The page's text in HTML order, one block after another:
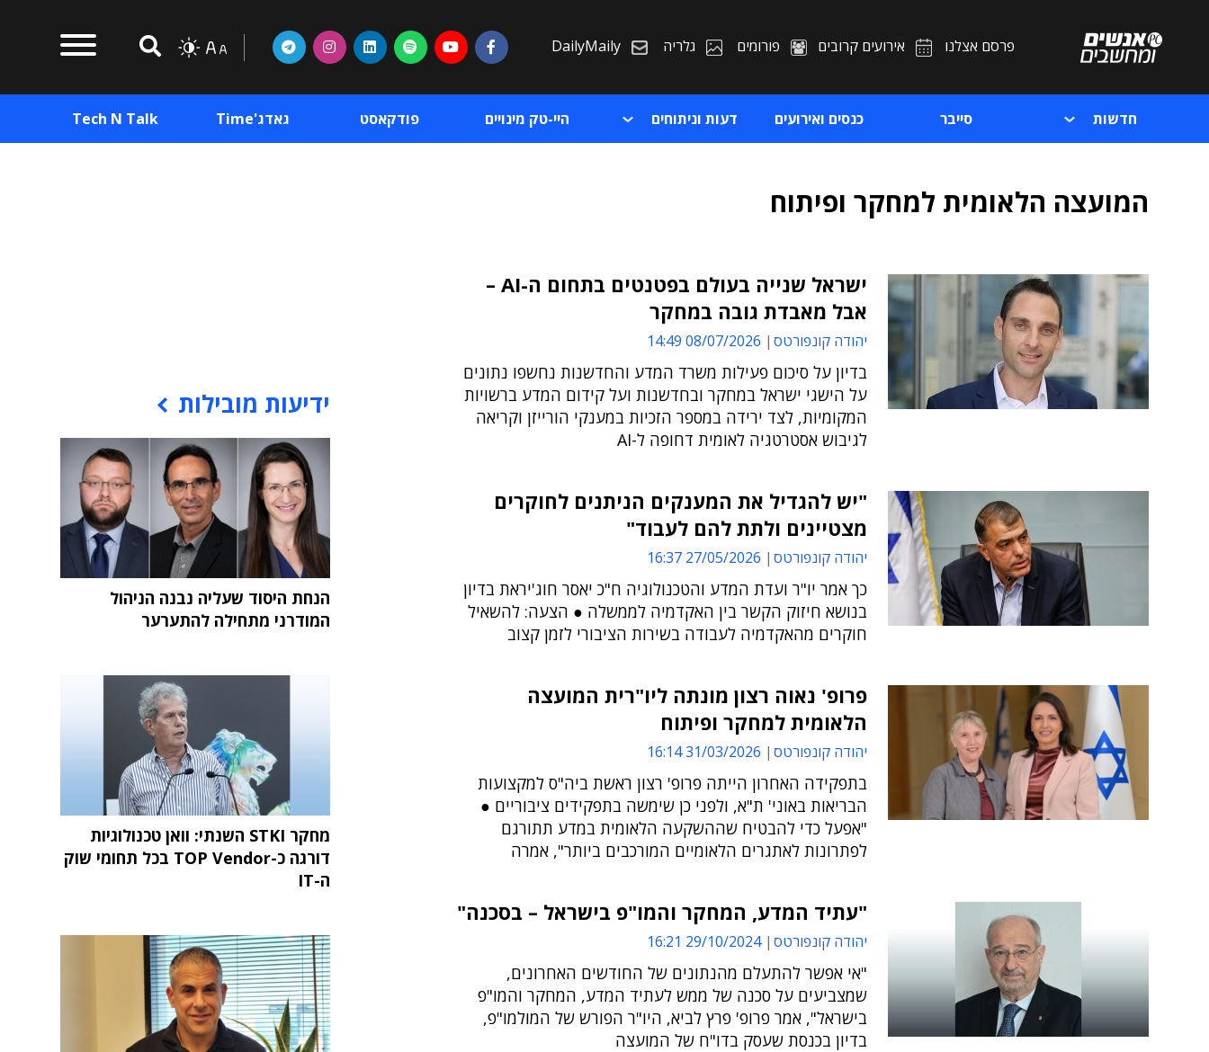
פרסם אצלנו אירועים קרובים פורומים גלריה DailyMaily
חדשות סייבר כנסים ואירועים דעות וניתוחים היי-טק מינויים פודקאסט גאדג'Time Tech N Talk
המועצה הלאומית למחקר ופיתוח
ישראל שנייה בעולם בפטנטים בתחום ה-AI –
אבל מאבדת גובה במחקר
יהודה קונפורטס 08/07/2026 14:49
בדיון על סיכום פעילות משרד המדע והחדשנות נחשפו נתונים
על הישגי ישראל במחקר ובחדשנות ועל קידום המדע ברשויות
המקומיות, לצד ירידה במספר הזכיות במענקי הורייזן וקריאה
לגיבוש אסטרטגיה לאומית דחופה ל-AI
"יש להגדיל את המענקים הניתנים לחוקרים
מצטיינים ולתת להם לעבוד"
יהודה קונפורטס 27/05/2026 16:37
כך אמר יו"ר ועדת המדע והטכנולוגיה ח"כ יאסר חוג'יראת בדיון
בנושא חיזוק הקשר בין האקדמיה לממשלה ● הצעה: להשאיל
חוקרים מהאקדמיה לעבודה בשירות הציבורי לזמן קצוב
פרופ' נאוה רצון מונתה ליו"רית המועצה
הלאומית למחקר ופיתוח
יהודה קונפורטס 31/03/2026 16:14
בתפקידה האחרון הייתה פרופ' רצון ראשת ביה"ס למקצועות
הבריאות באוני' ת"א, ולפני כן שימשה בתפקידים ציבוריים ●
"אפעל כדי להבטיח שההשקעה הלאומית במדע תתורגם
לפתרונות לאתגרים הלאומיים המורכבים ביותר", אמרה
"עתיד המדע, המחקר והמו"פ בישראל – בסכנה"
יהודה קונפורטס 29/10/2024 16:21
"אי אפשר להתעלם מהנתונים של החודשים האחרונים,
שמצביעים על סכנה של ממש לעתיד המדע, המחקר והמו"פ
בישראל", אמר פרופ' פרץ לביא, היו"ר הפורש של המולמו"פ,
בדיון בכנסת שעסק בדו"ח של המועצה
ידיעות מובילות
הנחת היסוד שעליה נבנה הניהול
המודרני מתחילה להתערער
מחקר STKI השנתי: וואן טכנולוגיות
דורגה כ-TOP Vendor בכל תחומי שוק
ה-IT